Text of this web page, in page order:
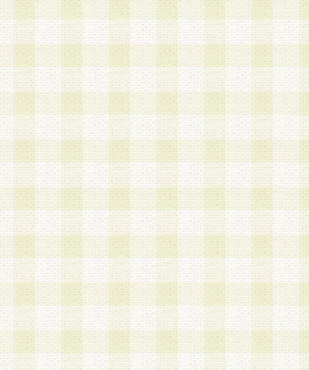
4.会員は、複数のログインＩＤおよびパスワード
いものとします。
第4条 ログインIDおよびパスワードの管理
1.会員は、会員登録後、本サイト内にて本サービ
加する際には、前条に基づき当社から付与された
スワードを使用するものとします。
2.登録の際に当社が付与したログインIDおよびパ
の使用に関しては、全て会員本人がその責任を負
3.会員は、当社から付与されたログインIDおよび
貸与、名義変更、売買その他形態を問わず第三者
ならないものとします。
4.当社は、会員によるログインIDおよびパスワー
盗用など第三者の利用に伴う損害の発生について
き事由の有無、その他原因の如何を問わず、一切
のとします。
第5条 会員の登録情報
1.当社は、会員の登録情報に含まれる氏名・住所